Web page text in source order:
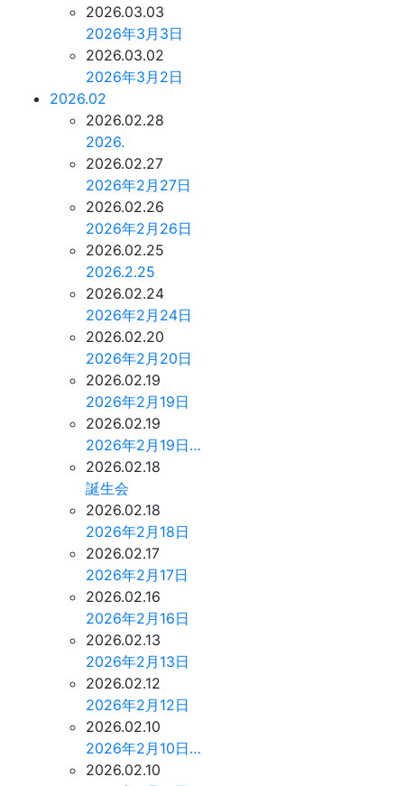
2026.03.03
2026年3月3日
2026.03.02
2026年3月2日
2026.02
2026.02.28
2026.
2026.02.27
2026年2月27日
2026.02.26
2026年2月26日
2026.02.25
2026.2.25
2026.02.24
2026年2月24日
2026.02.20
2026年2月20日
2026.02.19
2026年2月19日
2026.02.19
2026年2月19日…
2026.02.18
誕生会
2026.02.18
2026年2月18日
2026.02.17
2026年2月17日
2026.02.16
2026年2月16日
2026.02.13
2026年2月13日
2026.02.12
2026年2月12日
2026.02.10
2026年2月10日…
2026.02.10